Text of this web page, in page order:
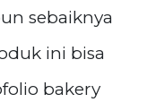
sebaiknya
ini bisa
bakery